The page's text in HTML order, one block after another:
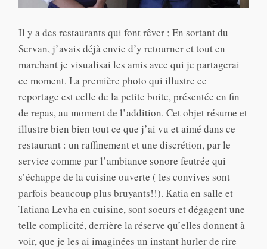
Il y a des restaurants qui font rêver ; En sortant du
Servan, j’avais déjà envie d’y retourner et tout en
marchant je visualisai les amis avec qui je partagerai
ce moment. La première photo qui illustre ce
reportage est celle de la petite boite, présentée en fin
de repas, au moment de l’addition. Cet objet résume et
illustre bien bien tout ce que j’ai vu et aimé dans ce
restaurant : un raffinement et une discrétion, par le
service comme par l’ambiance sonore feutrée qui
s’échappe de la cuisine ouverte ( les convives sont
parfois beaucoup plus bruyants!!). Katia en salle et
Tatiana Levha en cuisine, sont soeurs et dégagent une
telle complicité, derrière la réserve qu’elles donnent à
voir, que je les ai imaginées un instant hurler de rire